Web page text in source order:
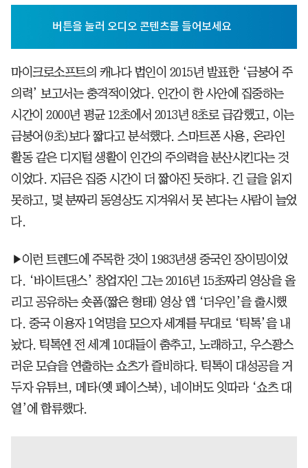
마이크로소프트의 캐나다 법인이 2015년 발표한 ‘금붕어 주
의력’ 보고서는 충격적이었다. 인간이 한 사안에 집중하는
시간이 2000년 평균 12초에서 2013년 8초로 급감했고, 이는
금붕어(9초)보다 짧다고 분석했다. 스마트폰 사용, 온라인
활동 같은 디지털 생활이 인간의 주의력을 분산시킨다는 것
이었다. 지금은 집중 시간이 더 짧아진 듯하다. 긴 글을 읽지
못하고, 몇 분짜리 동영상도 지겨워서 못 본다는 사람이 늘었
다.
▶이런 트렌드에 주목한 것이 1983년생 중국인 장이밍이었
다. ‘바이트댄스’ 창업자인 그는 2016년 15초짜리 영상을 올
리고 공유하는 숏폼(짧은 형태) 영상 앱 ‘더우인’을 출시했
다. 중국 이용자 1억명을 모으자 세계를 무대로 ‘틱톡’을 내
놨다. 틱톡엔 전 세계 10대들이 춤추고, 노래하고, 우스꽝스
러운 모습을 연출하는 쇼츠가 즐비하다. 틱톡이 대성공을 거
두자 유튜브, 메타(옛 페이스북), 네이버도 잇따라 ‘쇼츠 대
열’에 합류했다.